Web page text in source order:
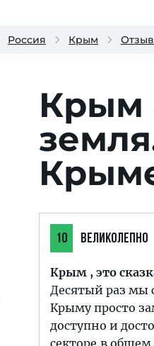
Россия Крым
Крым
10 ВЕЛИКОЛЕПНО
Крым , это
Десятый раз мы
Крыму просто
доступно и
секторе,в